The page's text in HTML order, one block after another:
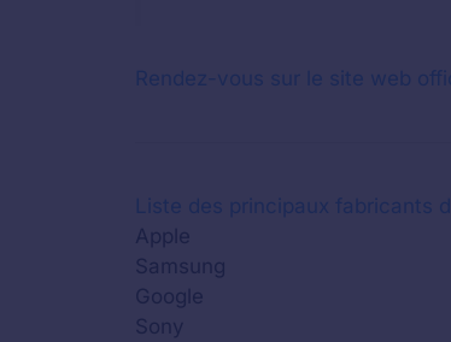
Rendez-vous sur le site web
Liste des principaux fabricants
Apple
Samsung
Google
Sony